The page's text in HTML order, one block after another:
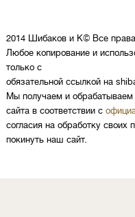
2014 Шибаков и К© Все
Любое копирование и
только с
обязательной ссылкой на
Мы получаем и обрабатываем
сайта в соответствии с
согласия на обработку
покинуть наш сайт.